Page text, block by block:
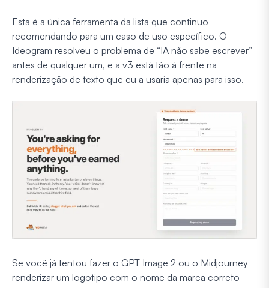
Esta é a única ferramenta da lista que continuo
recomendando para um caso de uso específico. O
Ideogram resolveu o problema de “IA não sabe escrever”
antes de qualquer um, e a v3 está tão à frente na
renderização de texto que eu a usaria apenas para isso.
Se você já tentou fazer o GPT Image 2 ou o Midjourney
renderizar um logotipo com o nome da marca correto